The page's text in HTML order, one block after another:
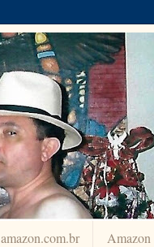
amazon.com.br Amazon